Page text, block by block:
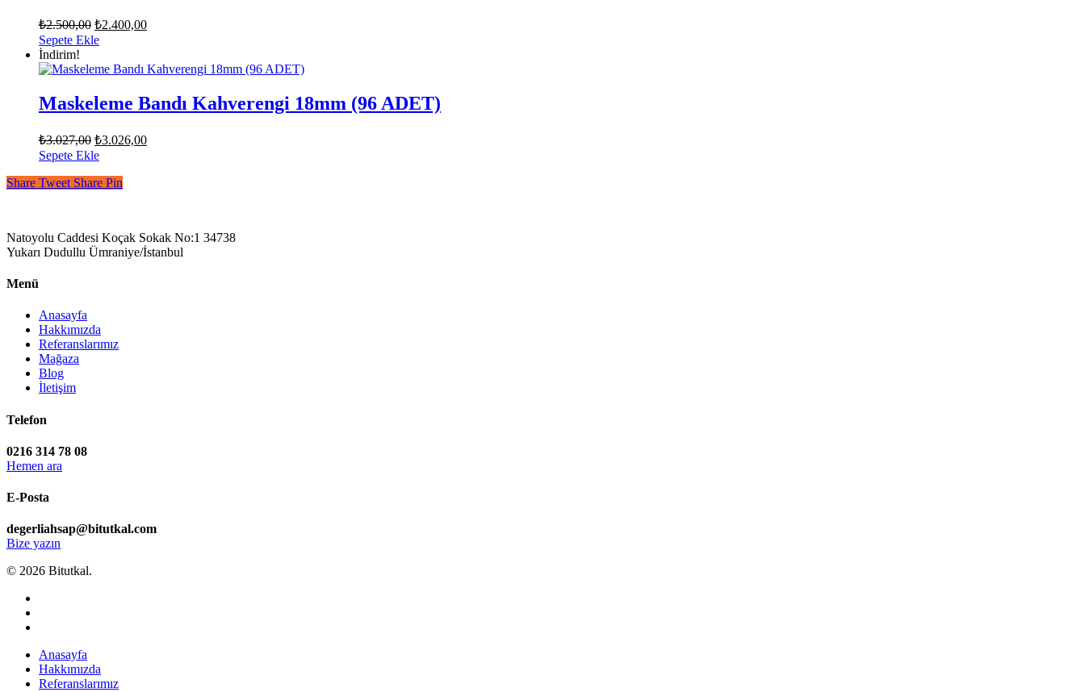
₺2.500,00 Orijinal
fiyat:
₺2.400,00Şu
₺2.400,00.
Sepete Ekle
İndirim!
Maskeleme Bandı Kahverengi 18mm (96 ADET)
₺3.027,00 Orijinal
fiyat:
₺3.026,00Şu
Sepete Ekle
Share Tweet Share Pin
Natoyolu Caddesi Koçak Sokak No:1 34738
Yukarı Dudullu Ümraniye/İstanbul
Menü
Anasayfa
Hakkımızda
Referanslarımız
Mağaza
Blog
İletişim
Telefon
0216 314 78 08
Hemen ara
E-Posta
degerliahsap@bitutkal.com
Bize yazın
© 2026 Bitutkal.
Close
Menu
Anasayfa
Hakkımızda
Referanslarımız